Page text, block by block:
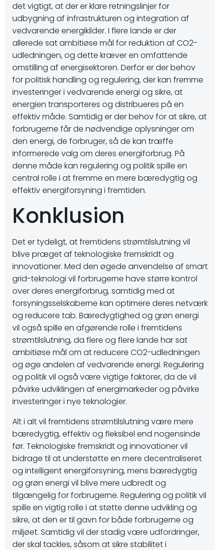
det vigtigt, at der er klare retningslinjer for
udbygning af infrastrukturen og integration af
vedvarende energikilder. I flere lande er der
allerede sat ambitiøse mål for reduktion af CO2-
udledningen, og dette kræver en omfattende
omstilling af energisektoren. Derfor er der behov
for politisk handling og regulering, der kan fremme
investeringer i vedvarende energi og sikre, at
energien transporteres og distribueres på en
effektiv måde. Samtidig er der behov for at sikre, at
forbrugerne får de nødvendige oplysninger om
den energi, de forbruger, så de kan træffe
informerede valg om deres energiforbrug. På
denne måde kan regulering og politik spille en
central rolle i at fremme en mere bæredygtig og
effektiv energiforsyning i fremtiden.
Konklusion
Det er tydeligt, at fremtidens strømtilslutning vil
blive præget af teknologiske fremskridt og
innovationer. Med den øgede anvendelse af smart
grid-teknologi vil forbrugerne have større kontrol
over deres energiforbrug, samtidig med at
forsyningsselskaberne kan optimere deres netværk
og reducere tab. Bæredygtighed og grøn energi
vil også spille en afgørende rolle i fremtidens
strømtilslutning, da flere og flere lande har sat
ambitiøse mål om at reducere CO2-udledningen
og øge andelen af vedvarende energi. Regulering
og politik vil også være vigtige faktorer, da de vil
påvirke udviklingen af ​​energimarkeder og påvirke
investeringer i nye teknologier.
Alt i alt vil fremtidens strømtilslutning være mere
bæredygtig, effektiv og fleksibel end nogensinde
før. Teknologiske fremskridt og innovationer vil
bidrage til at understøtte en mere decentraliseret
og intelligent energiforsyning, mens bæredygtig
og grøn energi vil blive mere udbredt og
tilgængelig for forbrugerne. Regulering og politik vil
spille en vigtig rolle i at støtte denne udvikling og
sikre, at den er til gavn for både forbrugerne og
miljøet. Samtidig vil der stadig være udfordringer,
der skal tackles, såsom at sikre stabilitet i